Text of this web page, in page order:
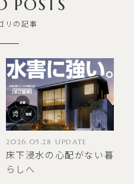
POSTS
リの記事
2026.05.28 UPDATE
床下浸水の心配がない暮
らしへ